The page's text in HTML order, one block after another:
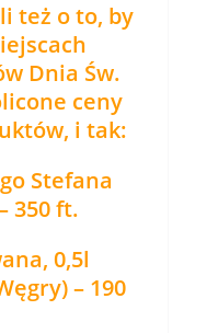
też o to, by
Dnia Św.
ceny
i tak:
Stefana
350 ft.
0,5l
– 190